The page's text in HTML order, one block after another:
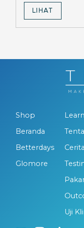
LIHAT
Shop
Beranda
Betterdays
Glomore
Learn
Uji